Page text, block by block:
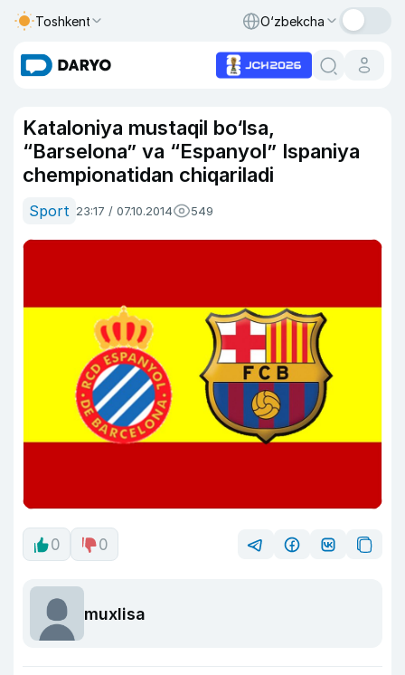
Toshkent O‘zbekcha
Kataloniya mustaqil bo‘lsa,
“Barselona” va “Espanyol” Ispaniya
chempionatidan chiqariladi
Sport 23:17 / 07.10.2014 549
0 0
muxlisa